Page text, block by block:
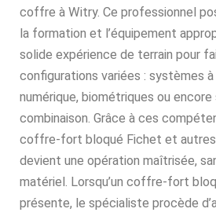
coffre à Witry. Ce professionnel
la formation et l’équipement
solide expérience de terrain pour
configurations variées : systèmes
numérique, biométriques ou encore
combinaison. Grâce à ces
coffre-fort bloqué Fichet et
devient une opération maîtrisée,
matériel. Lorsqu’un coffre-fort
présente, le spécialiste procède